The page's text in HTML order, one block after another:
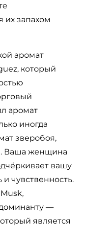
их запахом
аромат
который
аромат
иногда
зверобоя,
Ваша женщина
вашу
и чувственность.
—
является